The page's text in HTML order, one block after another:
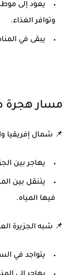
يعود إلى
وتوافر الغذاء.
يبقى في
مسار هجرة
📌 شمال إفريقيا
يهاجر بين
يتنقل بين
فيها المياه.
📌 شبه الجزيرة
يتواجد في